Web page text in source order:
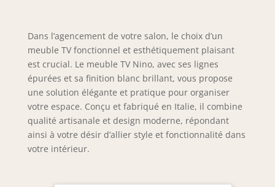
Dans l’agencement de votre salon, le choix d’un
meuble TV fonctionnel et esthétiquement plaisant
est crucial. Le meuble TV Nino, avec ses lignes
épurées et sa finition blanc brillant, vous propose
une solution élégante et pratique pour organiser
votre espace. Conçu et fabriqué en Italie, il combine
qualité artisanale et design moderne, répondant
ainsi à votre désir d’allier style et fonctionnalité dans
votre intérieur.